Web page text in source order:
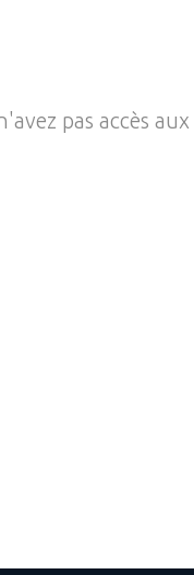
pas accès